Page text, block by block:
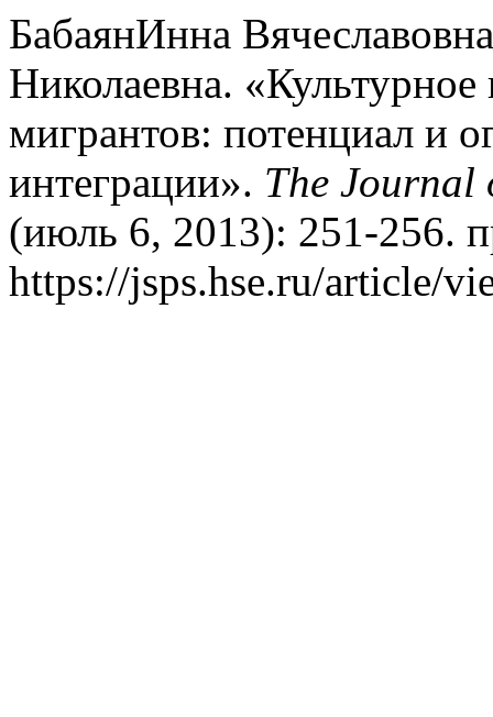
БабаянИнна
Николаевна. «Культурное
мигрантов: потенциал и
интеграции». The Journal
(июль 6, 2013): 251-256.
https://jsps.hse.ru/article/